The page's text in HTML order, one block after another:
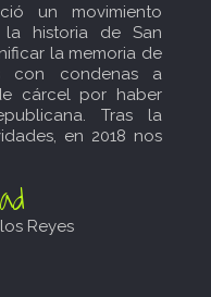
un movimiento
la historia de San
la memoria de
con condenas a
cárcel por haber
Tras la
en 2018 nos
Reyes